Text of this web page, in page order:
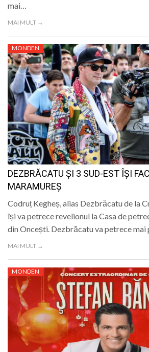
mai…
MAI MULT →
MONDEN
DEZBRĂCATU ȘI 3 SUD-EST ÎȘI
MARAMUREȘ
Codruț Kegheș, alias Dezbrăcatu de la
își va petrece revelionul la Casa de
din Oncești. Dezbrăcatu va petrece
MAI MULT →
MONDEN